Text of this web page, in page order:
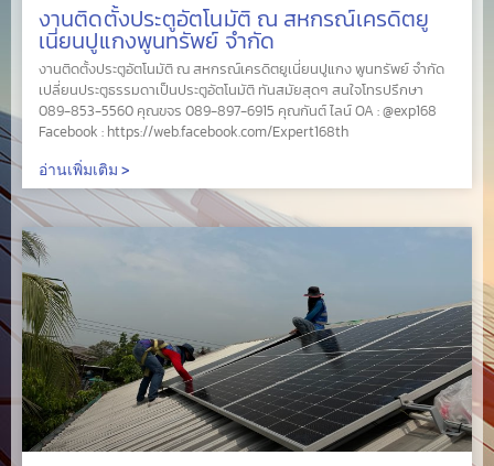
งานติดตั้งประตูอัตโนมัติ ณ สหกรณ์เครดิตยู
เนี่ยนปูแกงพูนทรัพย์ จำกัด
งานติดตั้งประตูอัตโนมัติ ณ สหกรณ์เครดิตยูเนี่ยนปูแกง พูนทรัพย์ จำกัด
เปลี่ยนประตูธรรมดาเป็นประตูอัตโนมัติ ทันสมัยสุดๆ สนใจโทรปรึกษา
089-853-5560 คุณขจร 089-897-6915 คุณกันต์ ไลน์ OA : @exp168
Facebook : https://web.facebook.com/Expert168th
อ่านเพิ่มเติม >